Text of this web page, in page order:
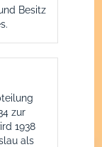
Besitz
zur
1938
als